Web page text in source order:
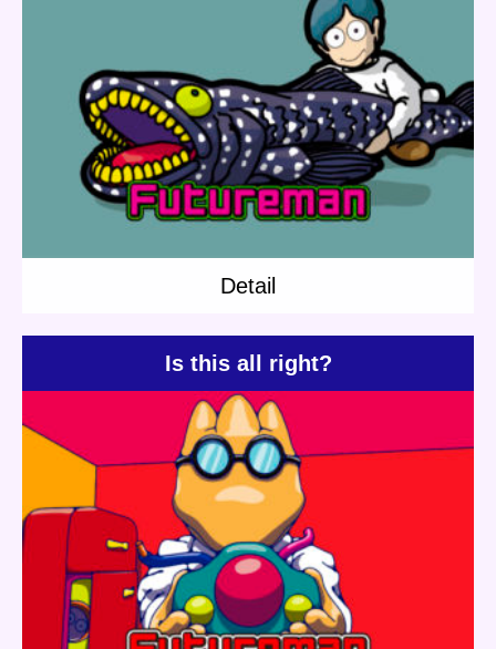
Category:Jones Others Short story Mushroom Robo
Detail
Detail
Is this all right?
Update:2020.06.23
Category: Dr.Pirica Mushroom Robo Short story
Detail